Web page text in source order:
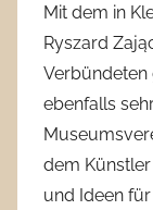
Mit dem in
Ryszard
Verbündeten
ebenfalls
dem
und Ideen